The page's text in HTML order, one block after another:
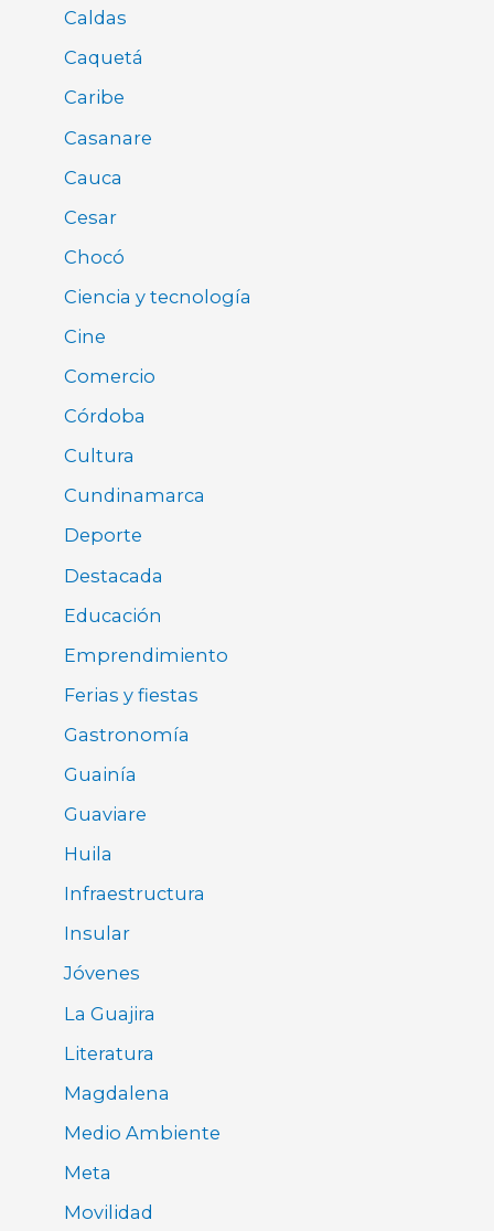
Caldas
Caquetá
Caribe
Casanare
Cauca
Cesar
Chocó
Ciencia y tecnología
Cine
Comercio
Córdoba
Cultura
Cundinamarca
Deporte
Destacada
Educación
Emprendimiento
Ferias y fiestas
Gastronomía
Guainía
Guaviare
Huila
Infraestructura
Insular
Jóvenes
La Guajira
Literatura
Magdalena
Medio Ambiente
Meta
Movilidad